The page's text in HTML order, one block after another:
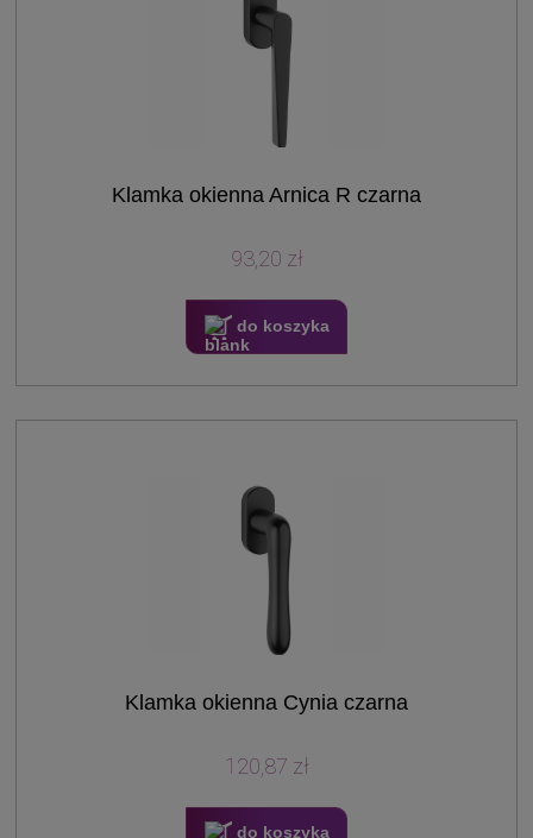
Klamka okienna Arnica R czarna
93,20 zł
do koszyka
Klamka okienna Cynia czarna
120,87 zł
do koszyka